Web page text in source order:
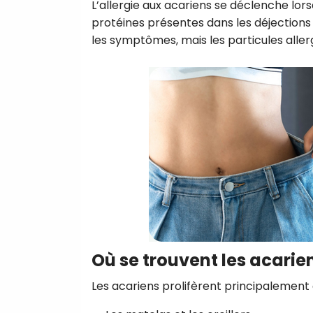
L’allergie aux acariens se déclenche
protéines présentes dans les
les symptômes, mais les particules
Où se trouvent les
Les acariens prolifèrent principalement